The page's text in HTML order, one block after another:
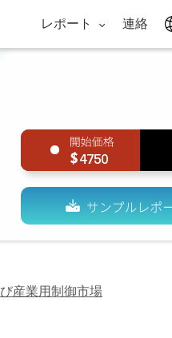
レポート 連絡
4750
産業用制御市場